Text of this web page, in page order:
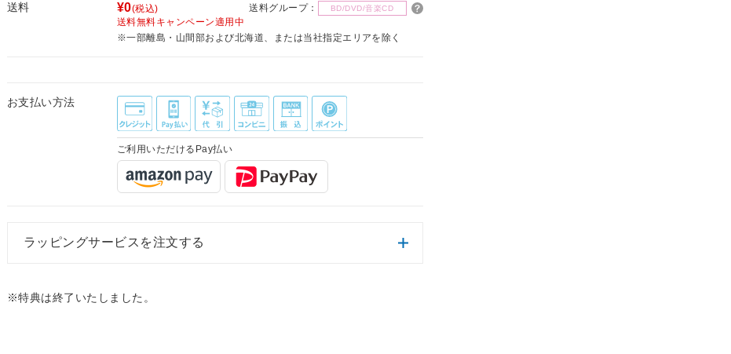
送料 ¥0(税込) 送料グループ： BD/DVD/音楽CD
送料無料キャンペーン適用中
※一部離島・山間部および北海道、または当社指定エリアを除く
お支払い方法
ご利用いただけるPay払い
ラッピングサービスを注文する
※特典は終了いたしました。